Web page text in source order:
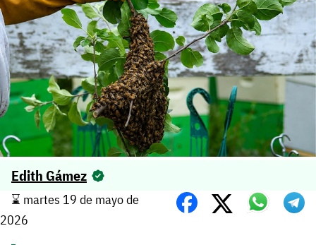
Edith Gámez
⌛️ martes 19 de mayo de
2026